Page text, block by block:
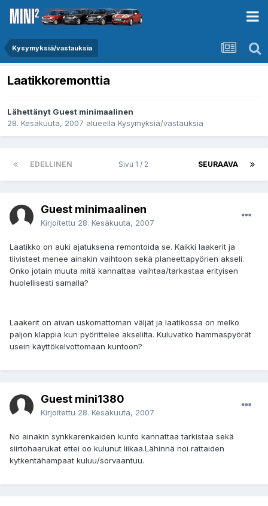
Kysymyksiä/vastauksia
Laatikkoremonttia
Lähettänyt Guest minimaalinen
28. Kesäkuuta, 2007 alueella Kysymyksiä/vastauksia
EDELLINEN SEURAAVA
Sivu 1 / 2
Guest minimaalinen
Kirjoitettu 28. Kesäkuuta, 2007
Laatikko on auki ajatuksena remontoida se. Kaikki laakerit ja
tiivisteet menee ainakin vaihtoon sekä planeettapyörien akseli.
Onko jotain muuta mitä kannattaa vaihtaa/tarkastaa erityisen
huolellisesti samalla?
Laakerit on aivan uskomattoman väljät ja laatikossa on melko
paljon klappia kun pyörittelee akselilta. Kuluvatko hammaspyörät
usein käyttökelvottomaan kuntoon?
Guest mini1380
Kirjoitettu 28. Kesäkuuta, 2007
No ainakin synkkarenkaiden kunto kannattaa tarkistaa sekä
siirtohaarukat ettei oo kulunut liikaa.Lähinnä noi rattaiden
kytkentähampaat kuluu/sorvaantuu.